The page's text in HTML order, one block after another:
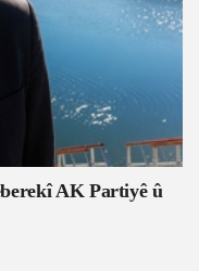
AK Partiyê û